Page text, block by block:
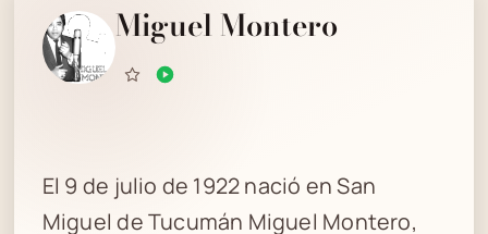
Miguel Montero
El 9 de julio de 1922 nació en San
Miguel de Tucumán Miguel Montero,